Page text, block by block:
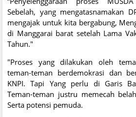
Sebelah, yang mengatasnamakan
mengajak untuk kita bergabung,
di Manggarai barat setelah Lama
Tahun."
"Proses yang dilakukan oleh
teman-teman berdemokrasi dan
KNPI. Tapi Yang perlu di Garis
Teman-teman justru memecah
Serta potensi pemuda.